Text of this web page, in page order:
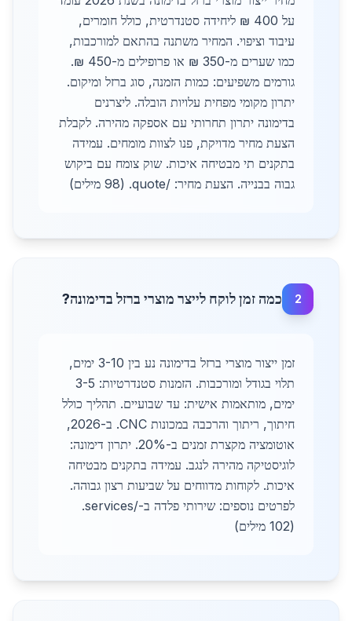
על 400 ₪ ליחידה סטנדרטית, כולל חומרים,
עיבוד וציפוי. המחיר משתנה בהתאם למורכבות,
כמו שערים מ-350 ₪ או פרופילים מ-450 ₪.
גורמים משפיעים: כמות הזמנה, סוג ברזל ומיקום.
יתרון מקומי מפחית עלויות הובלה. ליצרנים
בדימונה יתרון תחרותי עם אספקה מהירה. לקבלת
הצעת מחיר מדויקת, פנו לצוות מומחים. עמידה
בתקנים תי מבטיחה איכות. שוק צומח עם ביקוש
גבוה בבנייה. הצעת מחיר: /quote. (98 מילים)
2 כמה זמן לוקח לייצר מוצרי ברזל בדימונה?
זמן ייצור מוצרי ברזל בדימונה נע בין 3-10 ימים,
תלוי בגודל ומורכבות. הזמנות סטנדרטיות: 3-5
ימים, מותאמות אישית: עד שבועיים. תהליך כולל
חיתוך, ריתוך והרכבה במכונות CNC. ב-2026,
אוטומציה מקצרת זמנים ב-20%. יתרון דימונה:
לוגיסטיקה מהירה לנגב. עמידה בתקנים מבטיחה
איכות. לקוחות מדווחים על שביעות רצון גבוהה.
לפרטים נוספים: שירותי פלדה ב-/services.
(102 מילים)